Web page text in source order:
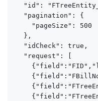
"id":
  "pagination": {
    "pageSize": 500
  },
  "idCheck": true,
  "request": [